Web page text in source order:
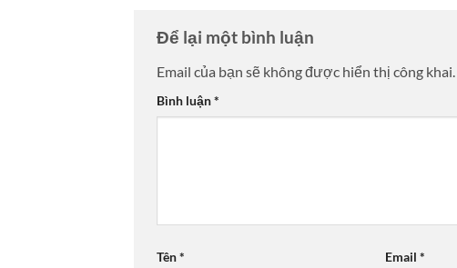
Để lại một bình luận
Email của bạn sẽ không được hiển thị công khai.
Bình luận*
Tên* Email *